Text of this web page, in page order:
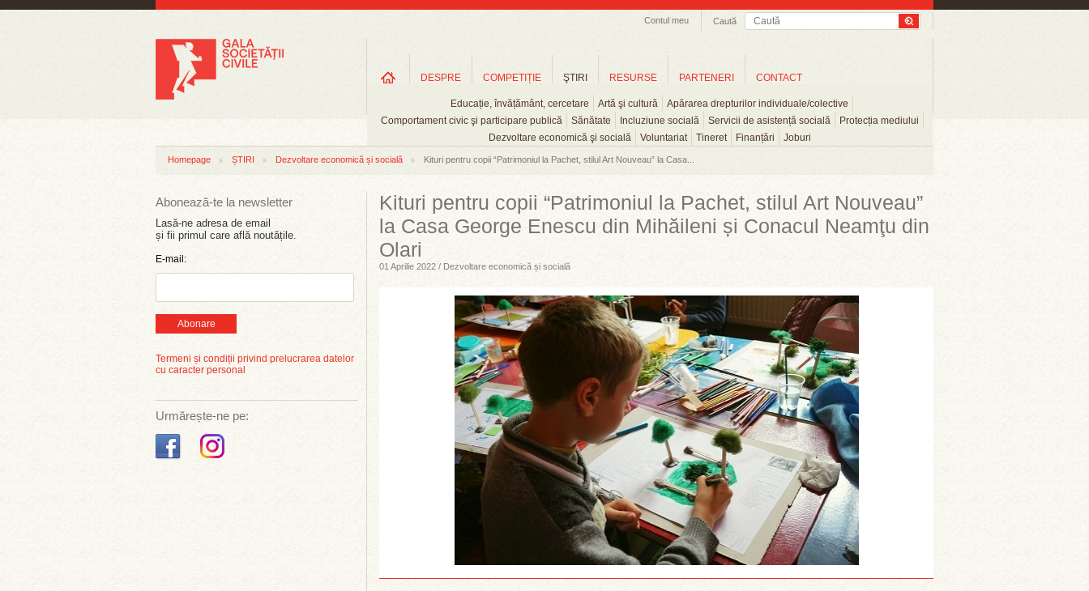
Caută
Contul meu
DESPRE COMPETIȚIE ŞTIRI
Educație, învățământ, cercetare Artă şi cultură
Apărarea drepturilor individuale/colective
Comportament civic şi participare publică
Sănătate Incluziune socială Servicii de asistență socială
Protecția mediului
Dezvoltare economică şi socială
Voluntariat Tineret Finanțări Joburi
RESURSE PARTENERI CONTACT
Homepage ȘTIRI Dezvoltare economică și socială Kituri pentru copii “Patrimoniul la Pachet, stilul Art Nouveau” la Casa...
Abonează-te la newsletter
Lasă-ne adresa de email
și fii primul care află noutățile.
E-mail:
Abonare
Termeni și condiții privind prelucrarea datelor
cu caracter personal
Urmărește-ne pe:
Kituri pentru copii “Patrimoniul la Pachet, stilul Art Nouveau”
la Casa George Enescu din Mihăileni și Conacul Neamţu din
Olari
01 Aprilie 2022 / Dezvoltare economică și socială